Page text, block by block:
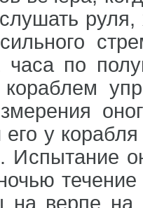
часа по
его у
на верпе на